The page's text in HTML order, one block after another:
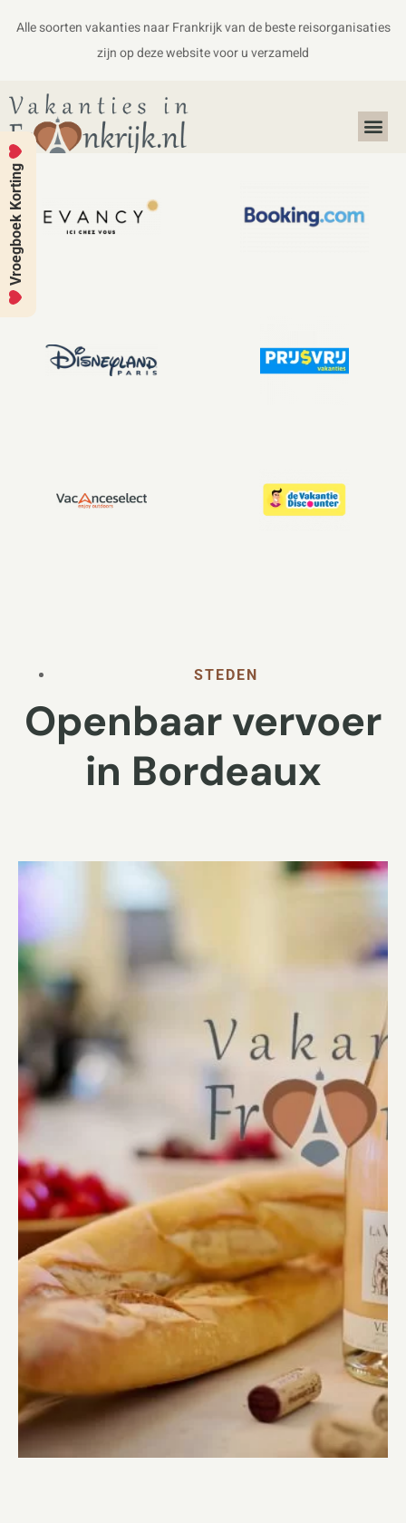
Alle soorten vakanties naar Frankrijk van de beste reisorganisaties
zijn op deze website voor u verzameld
STEDEN
Openbaar vervoer
in Bordeaux
Vroegboek Korting